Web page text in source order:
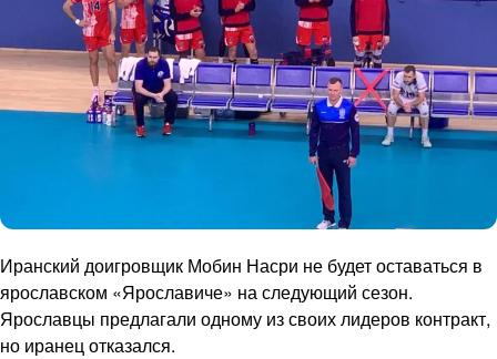
Иранский доигровщик Мобин Насри не будет оставаться в
ярославском «Ярославиче» на следующий сезон.
Ярославцы предлагали одному из своих лидеров контракт,
но иранец отказался.